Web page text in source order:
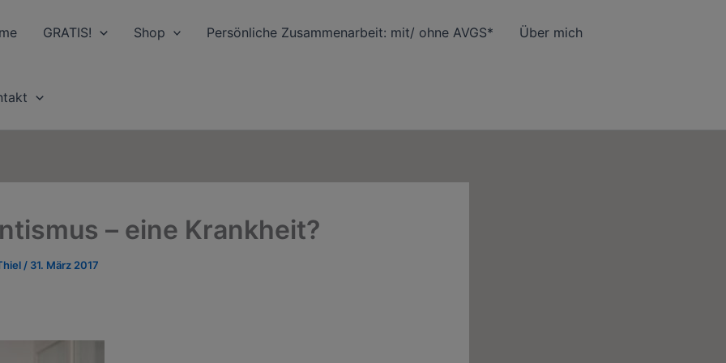
GRATIS! Shop Persönliche Zusammenarbeit: mit/ ohne AVGS* Über mich
– eine Krankheit?
/ 31. März 2017